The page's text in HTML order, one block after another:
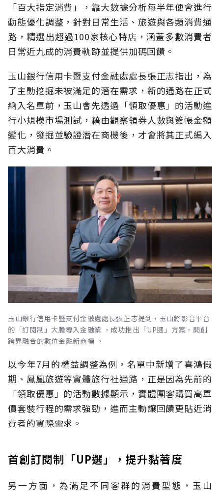
「百大指定消費」，靠大數據分析每半年便會進行
動態優化調整，針對日常生活、旅遊與各類消費通
路，精選出超過100家核心特店，涵蓋多數消費者
日常近九成的消費軌跡並提供加碼回饋。
玉山銀行信用卡暨支付金融處處長張正志指出，為
了主動挖掘未被滿足的潛在需求，新的通路在正式
納入名單前，玉山會先透過「領取優惠」的活動進
行小規模市場測試，藉由觀察領券人數與簽帳金額
變化，發掘並驗證潛在商機後，才會將其正式編入
百大消費。
玉山銀行信用卡暨支付金融處處長張正志提到，玉山將影音平台
的「訂閱制」大膽導入金融業 ，成功推出「UP選」方案，開創
跨界融合的數位金融新商模 。
以今年7月的權益調整為例，名單中新增了喜鴻假
期、鳳凰旅遊等實體旅行社通路，正是因為先前的
「領取優惠」的活動數據顯示，實體團客購買高單
價套裝行程的需求強勁，進而主動讓回饋更貼近消
費者的實際需求。
首創訂閱制「UP選」，提升黏著度
另一方面，為滿足不同客群的消費型態，玉山